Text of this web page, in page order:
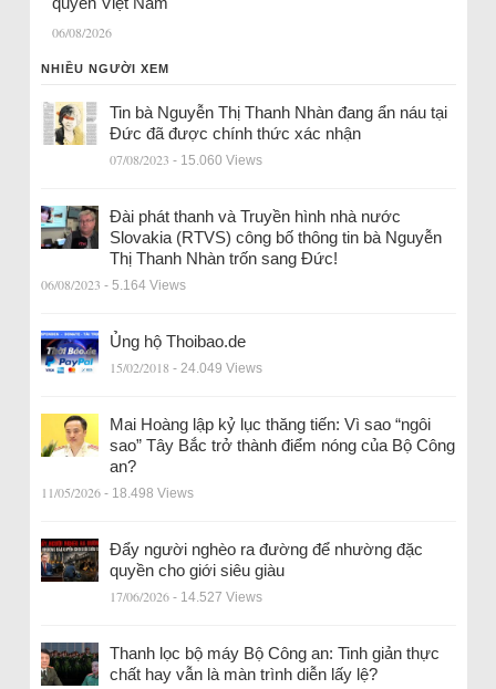
06/08/2026
NHIỀU NGƯỜI XEM
Tin bà Nguyễn Thị Thanh Nhàn đang ẩn náu tại
Đức đã được chính thức xác nhận
07/08/2023 - 15.060 Views
Đài phát thanh và Truyền hình nhà nước
Slovakia (RTVS) công bố thông tin bà Nguyễn
Thị Thanh Nhàn trốn sang Đức!
06/08/2023 - 5.164 Views
Ủng hộ Thoibao.de
15/02/2018 - 24.049 Views
Mai Hoàng lập kỷ lục thăng tiến: Vì sao “ngôi
sao” Tây Bắc trở thành điểm nóng của Bộ Công
an?
11/05/2026 - 18.498 Views
Đẩy người nghèo ra đường để nhường đặc
quyền cho giới siêu giàu
17/06/2026 - 14.527 Views
Thanh lọc bộ máy Bộ Công an: Tinh giản thực
chất hay vẫn là màn trình diễn lấy lệ?